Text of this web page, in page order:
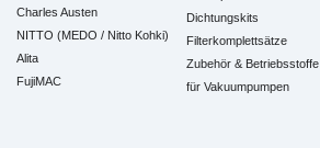
Charles Austen
NITTO (MEDO / Nitto Kohki)
Alita
FujiMAC
Dichtungskits
Filterkomplettsätze
Zubehör & Betriebsstoffe
für Vakuumpumpen